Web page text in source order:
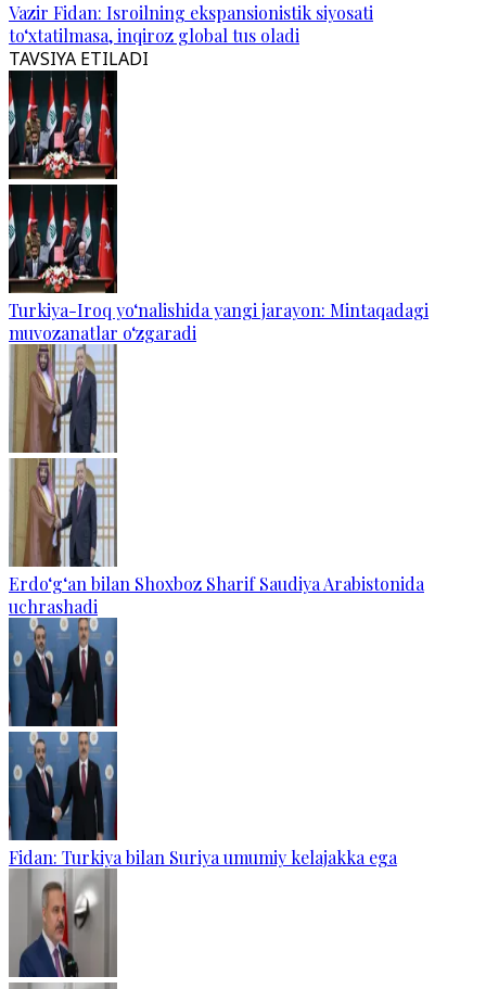
Vazir Fidan: Isroilning ekspansionistik siyosati
to‘xtatilmasa, inqiroz global tus oladi
TAVSIYA ETILADI
Turkiya-Iroq yo‘nalishida yangi jarayon: Mintaqadagi
muvozanatlar o‘zgaradi
Erdo‘g‘an bilan Shoxboz Sharif Saudiya Arabistonida
uchrashadi
Fidan: Turkiya bilan Suriya umumiy kelajakka ega